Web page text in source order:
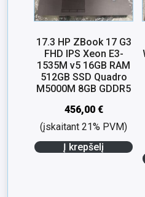
17.3 HP ZBook 17 G3
FHD IPS Xeon E3-
1535M v5 16GB RAM
512GB SSD Quadro
M5000M 8GB GDDR5
456,00 €
(įskaitant 21% PVM)
Į krepšelį